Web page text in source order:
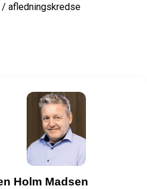
afledningskredse
Holm Madsen